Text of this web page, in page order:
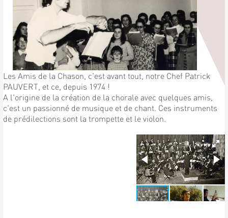
Les Amis de la Chason, c'est avant tout, notre Chef Patrick
PAUVERT, et ce, depuis 1974 !
A l'origine de la création de la chorale avec quelques amis,
c'est un passionné de musique et de chant. Ces instruments
de prédilections sont la trompette et le violon.